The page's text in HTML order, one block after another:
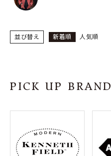
並び替え 新着順 人気順
PICK UP BRAND